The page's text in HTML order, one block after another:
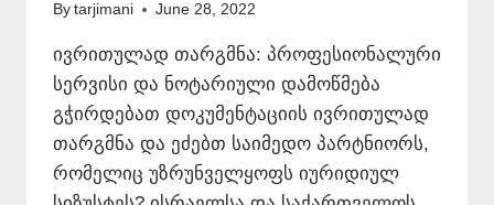
By tarjimani June 28, 2022
ივრითულად თარგმნა: პროფესიონალური
სერვისი და ნოტარიული დამოწმება
გჭირდებათ დოკუმენტაციის ივრითულად
თარგმნა და ეძებთ საიმედო პარტნიორს,
რომელიც უზრუნველყოფს იურიდიულ